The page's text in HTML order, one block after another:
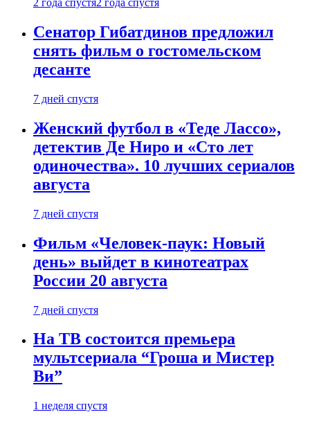
2 года спустя2 года спустя
Сенатор Гибатдинов предложил
снять фильм о гостомельском
десанте
7 дней спустя
Женский футбол в «Теде Лассо»,
детектив Де Ниро и «Сто лет
одиночества». 10 лучших сериалов
августа
7 дней спустя
Фильм «Человек-паук: Новый
день» выйдет в кинотеатрах
России 20 августа
7 дней спустя
На ТВ состоится премьера
мультсериала “Гроша и Мистер
Ви”
1 неделя спустя